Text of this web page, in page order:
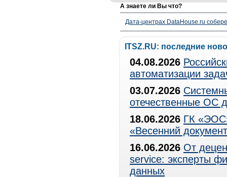
А знаете ли Вы что?
Дата-центрах DataHouse.ru
ITSZ.RU: последние
04.08.2026
автоматизации
03.07.2026
отечественные ОС
18.06.2026 ГК
«Весенний
16.06.2026 От
service: эксперты
данных